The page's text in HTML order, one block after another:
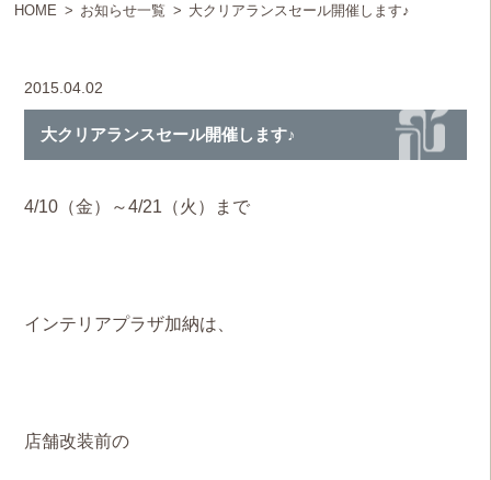
HOME お知らせ一覧 大クリアランスセール開催します♪
2015.04.02
大クリアランスセール開催します♪
4/10（金）～4/21（火）まで
インテリアプラザ加納は、
店舗改装前の